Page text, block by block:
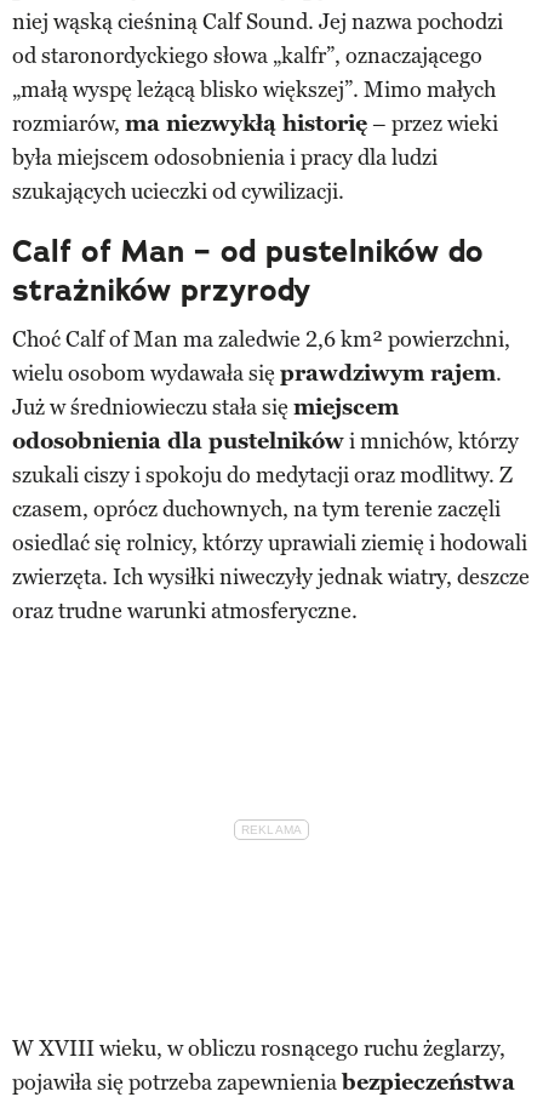
niej wąską cieśniną Calf Sound. Jej nazwa pochodzi
od staronordyckiego słowa „kalfr”, oznaczającego
„małą wyspę leżącą blisko większej”. Mimo małych
rozmiarów, ma niezwykłą historię– przez wieki
była miejscem odosobnienia i pracy dla ludzi
szukających ucieczki od cywilizacji.
Calf of Man – od pustelników do
strażników przyrody
Choć Calf of Man ma zaledwie 2,6 km² powierzchni,
wielu osobom wydawała się prawdziwym rajem.
Już w średniowieczu stała się miejscem
odosobnienia dla pustelnikówi mnichów, którzy
szukali ciszy i spokoju do medytacji oraz modlitwy. Z
czasem, oprócz duchownych, na tym terenie zaczęli
osiedlać się rolnicy, którzy uprawiali ziemię i hodowali
zwierzęta. Ich wysiłki niweczyły jednak wiatry, deszcze
oraz trudne warunki atmosferyczne.
W XVIII wieku, w obliczu rosnącego ruchu żeglarzy,
pojawiła się potrzeba zapewnieniabezpieczeństwa